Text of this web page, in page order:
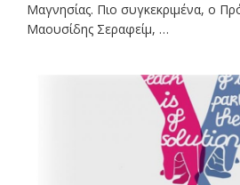
Μαγνησίας. Πιο συγκεκριμένα, ο
Μαουσίδης Σεραφείμ, …